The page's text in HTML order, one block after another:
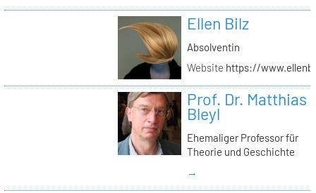
Ellen Bilz
Absolventin
Website https://
Prof. Dr. Matthias
Bleyl
Ehemaliger Professor für
Theorie und Geschichte
→